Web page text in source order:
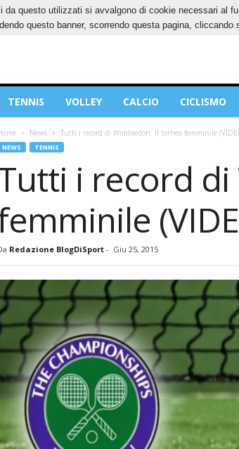
6 AGOSTO 2026 CONTATTI COOKIES
TENNIS VOLLEY CALCIO CICLISMO
News Tutti i record di Wimbledon: Il torneo femminile
NEWS TENNIS
i record
Redazione BlogDiSport- Giu 25, 2015
da questo utilizzati si avvalgono di cookie necessari al
questo banner, scorrendo questa pagina,